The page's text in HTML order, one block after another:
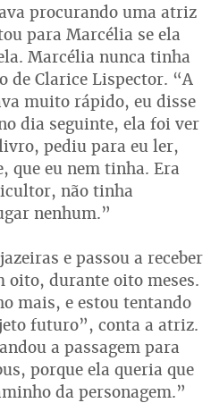
procurando uma atriz
para Marcélia se ela
Marcélia nunca tinha
de Clarice Lispector. “A
muito rápido, eu disse
dia seguinte, ela foi ver
pediu para eu ler,
que eu nem tinha. Era
não tinha
nenhum.”
e passou a receber
oito, durante oito meses.
mais, e estou tentando
futuro”, conta a atriz.
a passagem para
porque ela queria que
da personagem.”